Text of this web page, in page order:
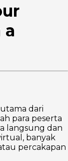
a
dari
para peserta
langsung dan
banyak
percakapan